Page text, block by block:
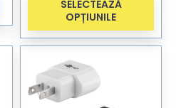
SELECTEAZĂ
OPȚIUNILE